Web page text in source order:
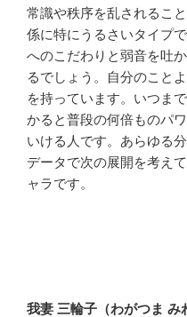
常識や秩序を乱されるこ
係に特にうるさいタイプ
へのこだわりと弱音を吐
るでしょう。自分のこと
を持っています。いつま
かると普段の何倍ものパ
いける人です。あらゆる
データで次の展開を考え
ャラです。
我妻 三輪子（わがつま み